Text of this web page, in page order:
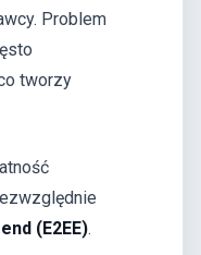
Problem
tworzy
(E2EE).